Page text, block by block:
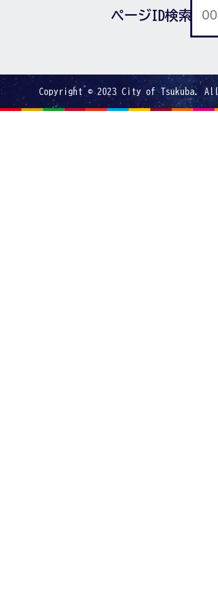
ページID検索
Copyright © 2023 City of Tsukuba.